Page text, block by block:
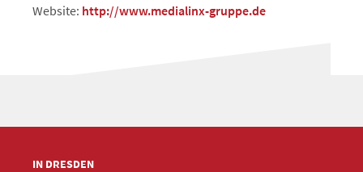
Website: http://www.medialinx-gruppe.de
IN DRESDEN